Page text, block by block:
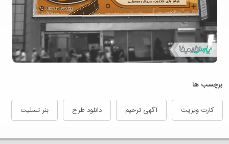
برچسب ها
کارت ویزیت آگهی ترحیم دانلود طرح بنر تسلیت